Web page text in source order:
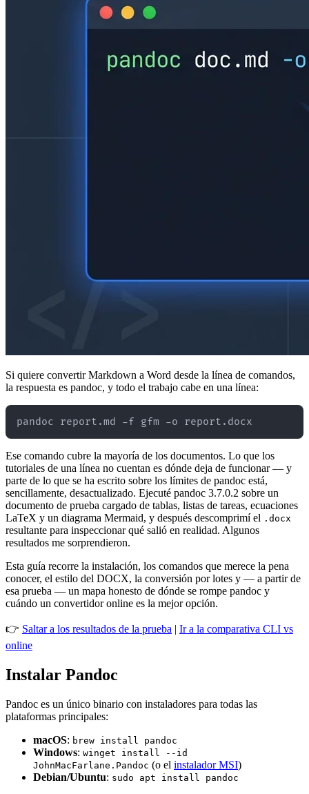
Si quiere convertir Markdown a Word desde la línea de comandos,
la respuesta es pandoc, y todo el trabajo cabe en una línea:
Ese comando cubre la mayoría de los documentos. Lo que los
tutoriales de una línea no cuentan es dónde deja de funcionar — y
parte de lo que se ha escrito sobre los límites de pandoc está,
sencillamente, desactualizado. Ejecuté pandoc 3.7.0.2 sobre un
documento de prueba cargado de tablas, listas de tareas, ecuaciones
LaTeX y un diagrama Mermaid, y después descomprimí el .docx
resultante para inspeccionar qué salió en realidad. Algunos
resultados me sorprendieron.
Esta guía recorre la instalación, los comandos que merece la pena
conocer, el estilo del DOCX, la conversión por lotes y — a partir de
esa prueba — un mapa honesto de dónde se rompe pandoc y
cuándo un convertidor online es la mejor opción.
👉 Saltar a los resultados de la prueba | Ir a la comparativa CLI vs
online
Instalar Pandoc
Pandoc es un único binario con instaladores para todas las
plataformas principales:
macOS: brew install pandoc
Windows: winget install --id
JohnMacFarlane.Pandoc (o el instalador MSI)
Debian/Ubuntu: sudo apt install pandoc